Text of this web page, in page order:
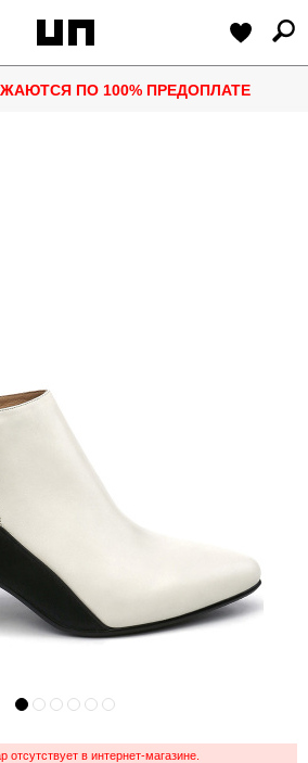
ПО 100% ПРЕДОПЛАТЕ
отсутствует в интернет-магазине.